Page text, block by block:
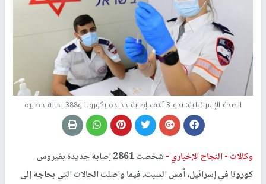
الصحة الإسرائيلية: نحو 3 آلاف إصابة جديدة بكورونا و388 بحالة خطيرة
وكالات -النجاح الإخباري -
شخصت 2861 إصابة جديدة بفيروس
كورونا في إسرائيل، أمس السبت، فيما واصلت الحالات التي بحاجة إلى